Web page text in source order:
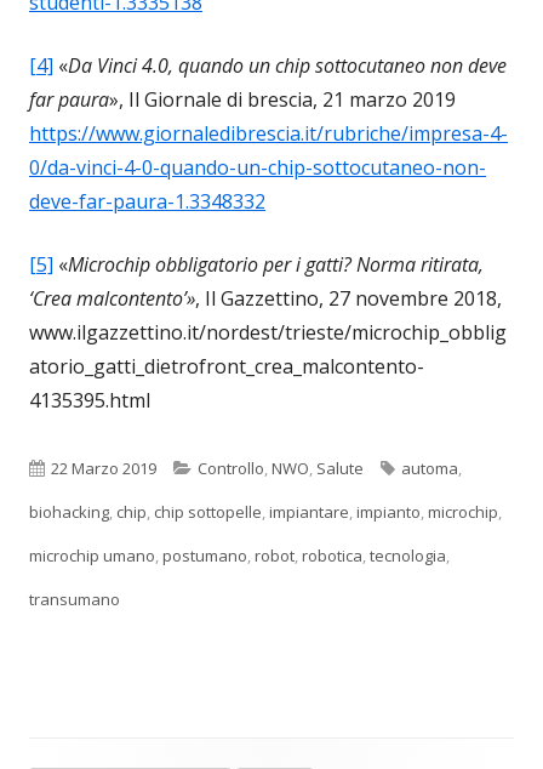
[4] «Da Vinci 4.0, quando un chip sottocutaneo non deve
far paura», Il Giornale di brescia, 21 marzo 2019
https://www.giornaledibrescia.it/rubriche/impresa-4-
0/da-vinci-4-0-quando-un-chip-sottocutaneo-non-
deve-far-paura-1.3348332
[5] «Microchip obbligatorio per i gatti? Norma ritirata,
‘Crea malcontento’», Il Gazzettino, 27 novembre 2018,
www.ilgazzettino.it/nordest/trieste/microchip_obblig
atorio_gatti_dietrofront_crea_malcontento-
4135395.html
Pubblicato
22 Marzo 2019 Categorie
Controllo,NWO, Salute Tag
automa,
biohacking, chip, chip sottopelle,impiantare,impianto,microchip,
microchip umano,postumano,robot,robotica,tecnologia,
transumano